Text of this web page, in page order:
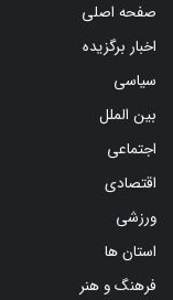
صفحه اصلی
اخبار برگزیده
سیاسی
بین الملل
اجتماعی
اقتصادی
ورزشی
استان ها
فرهنگ و هنر